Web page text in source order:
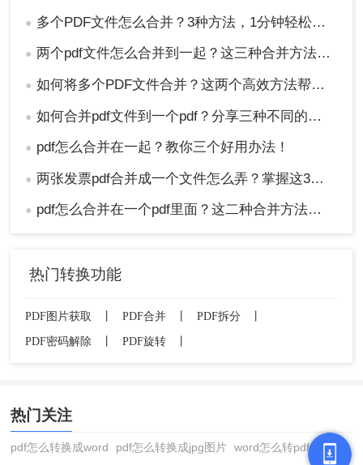
● 多个PDF文件怎么合并？3种方法，1分钟轻松搞定！!
● 两个pdf文件怎么合并到一起？这三种合并方法超实用！
● 如何将多个PDF文件合并？这两个高效方法帮你解决！
● 如何合并pdf文件到一个pdf？分享三种不同的方法来帮助您轻松合并！
● pdf怎么合并在一起？教你三个好用办法！
● 两张发票pdf合并成一个文件怎么弄？掌握这3种方法轻松合并！
● pdf怎么合并在一个pdf里面？这二种合并方法了解下！
热门转换功能
PDF图片获取 PDF合并 PDF拆分
PDF密码解除
丨 PDF旋转 丨
热门关注
pdf怎么转换成word pdf怎么转换成jpg图片 word怎么转pdf